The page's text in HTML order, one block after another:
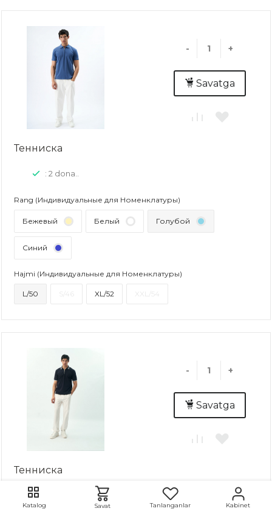
Katalog Savat Tanlanganlar Kabinet
- +
Savatga
Тенниска
: 2 dona..
Rang (Индивидуальные для Номенклатуры)
Бежевый Белый Голубой
Синий
Hajmi (Индивидуальные для Номенклатуры)
L/50 XL/52
- +
Savatga
Тенниска